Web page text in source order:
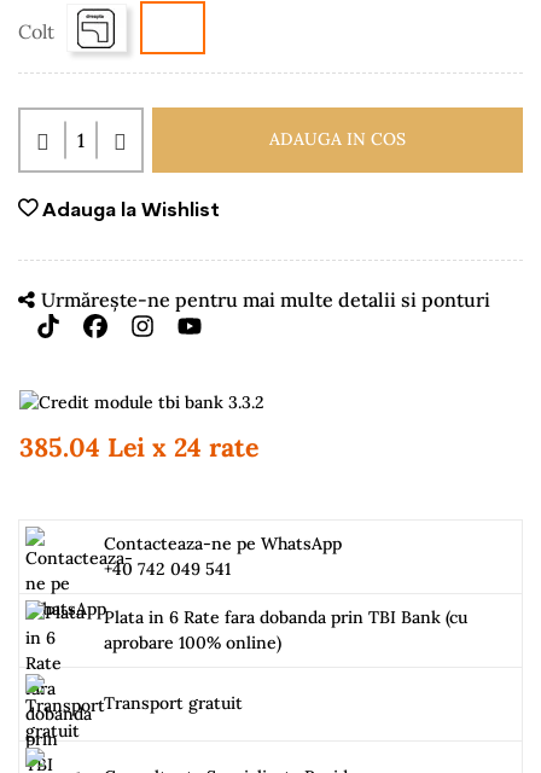
Colt
ADAUGA IN COS
Adauga la Wishlist
Urmărește-ne pentru mai multe detalii si ponturi
385.04 Lei x 24 rate
Contacteaza-ne pe WhatsApp
+40 742 049 541
Plata in 6 Rate fara dobanda prin TBI Bank (cu
aprobare 100% online)
Transport gratuit